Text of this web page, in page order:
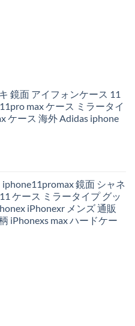
鏡面 アイフォンケース 11
max ケース ミラータイ
ケース 海外 Adidas iphone
鏡面 シャネ
ケース ミラータイプ グッ
iPhonexr メンズ 通販
iPhonexs max ハードケー